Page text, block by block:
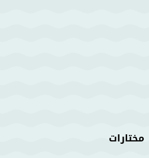
مختارات